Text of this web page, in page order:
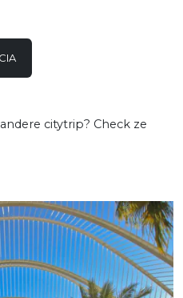
citytrip? Check ze